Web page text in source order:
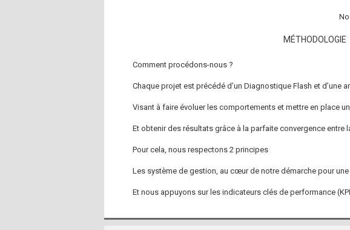
MÉTHODOLOGIE
Comment procédons-nous ?
Chaque projet est précédé d’un Diagnostique Flash et d’une
Visant à faire évoluer les comportements et mettre en place
Et obtenir des résultats grâce à la parfaite convergence entre
Pour cela, nous respectons 2 principes
Les système de gestion, au cœur de notre démarche pour
Et nous appuyons sur les indicateurs clés de performance